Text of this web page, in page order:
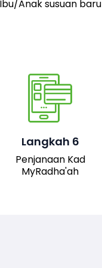
Ibu/Anak susuan baru
Langkah 6
Penjanaan Kad
MyRadha'ah
Setelah permohonan
akan dijana.